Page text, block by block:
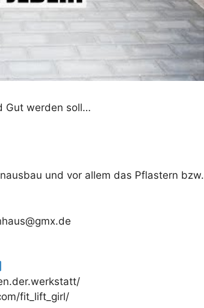
Gut werden soll…
und vor allem das Pflastern bzw.
fit_lift_girl/